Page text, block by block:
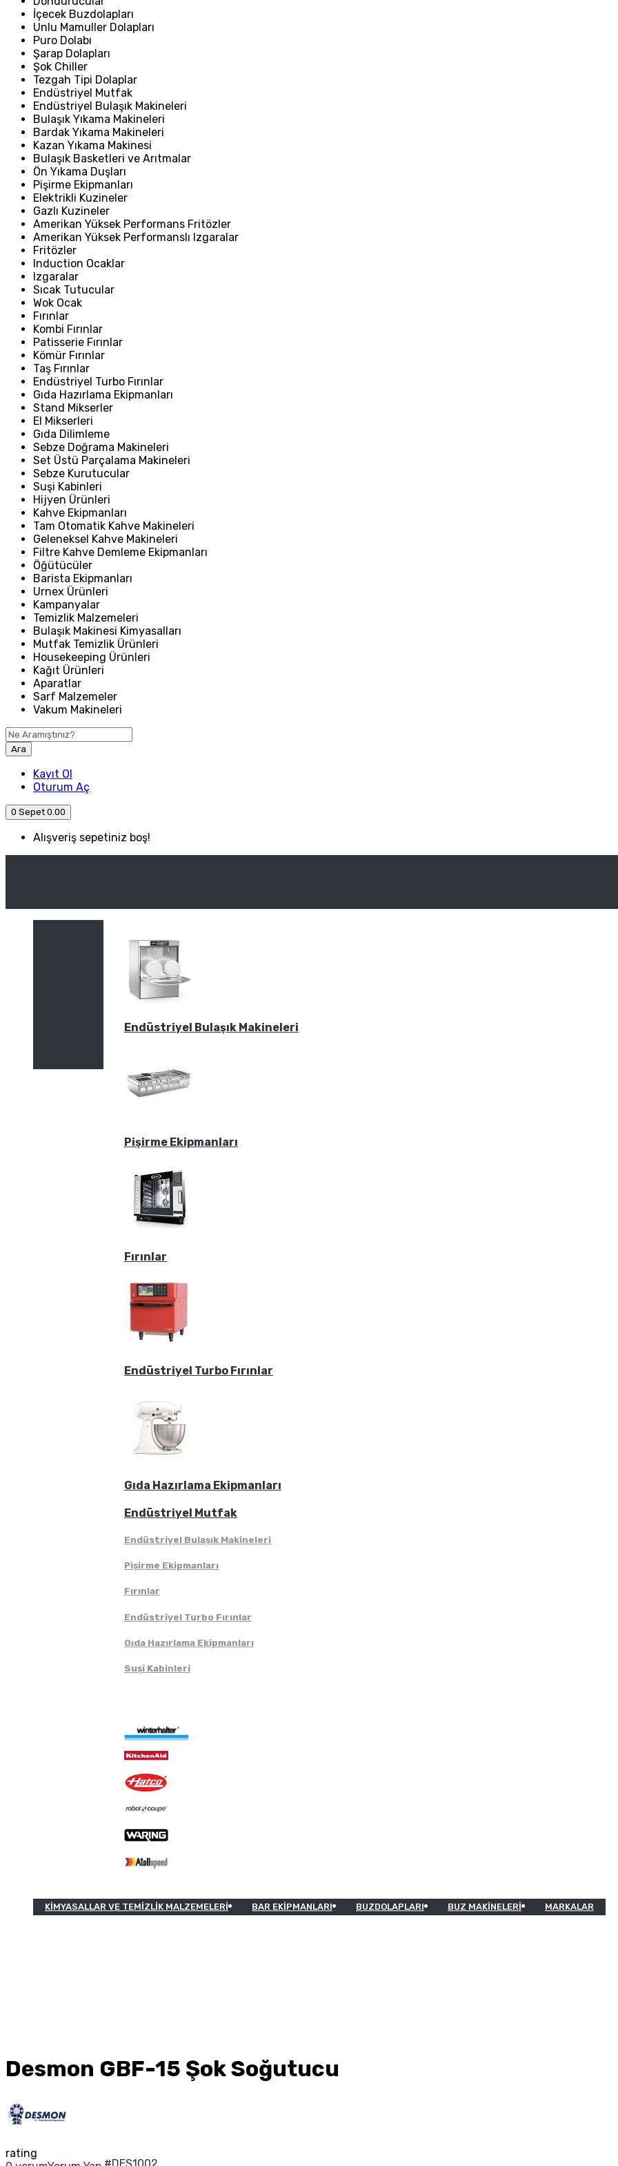
İçecek Buzdolapları
Unlu Mamuller Dolapları
Puro Dolabı
Şarap Dolapları
Şok Chiller
Tezgah Tipi Dolaplar
Endüstriyel Mutfak
Endüstriyel Bulaşık Makineleri
Bulaşık Yıkama Makineleri
Bardak Yıkama Makineleri
Kazan Yıkama Makinesi
Bulaşık Basketleri ve Arıtmalar
Ön Yıkama Duşları
Pişirme Ekipmanları
Elektrikli Kuzineler
Gazlı Kuzineler
Amerikan Yüksek Performans Fritözler
Amerikan Yüksek Performanslı Izgaralar
Fritözler
Induction Ocaklar
Izgaralar
Sıcak Tutucular
Wok Ocak
Fırınlar
Kombi Fırınlar
Patisserie Fırınlar
Kömür Fırınlar
Taş Fırınlar
Endüstriyel Turbo Fırınlar
Gıda Hazırlama Ekipmanları
Stand Mikserler
El Mikserleri
Gıda Dilimleme
Sebze Doğrama Makineleri
Set Üstü Parçalama Makineleri
Sebze Kurutucular
Suşi Kabinleri
Hijyen Ürünleri
Kahve Ekipmanları
Tam Otomatik Kahve Makineleri
Geleneksel Kahve Makineleri
Filtre Kahve Demleme Ekipmanları
Öğütücüler
Barista Ekipmanları
Urnex Ürünleri
Kampanyalar
Temizlik Malzemeleri
Bulaşık Makinesi Kimyasalları
Mutfak Temizlik Ürünleri
Housekeeping Ürünleri
Kağıt Ürünleri
Aparatlar
Sarf Malzemeler
Vakum Makineleri
Ara
Kayıt Ol
Oturum Aç
0 Sepet 0.00
Alışveriş sepetiniz boş!
Kategori
Endüstriyel Bulaşık Makineleri
Pişirme Ekipmanları
Fırınlar
Endüstriyel Turbo Fırınlar
Gıda Hazırlama Ekipmanları
Endüstriyel Mutfak
Endüstriyel Bulaşık Makineleri
Pişirme Ekipmanları
Fırınlar
Endüstriyel Turbo Fırınlar
Gıda Hazırlama Ekipmanları
Suşi Kabinleri
KIMYASALLAR VE TEMIZLIK MALZEMELERI BAR EKIPMANLARI BUZDOLAPLARI BUZ MAKINELERI MARKALAR
Desmon GBF-15 Şok Soğutucu
rating
#DES1002